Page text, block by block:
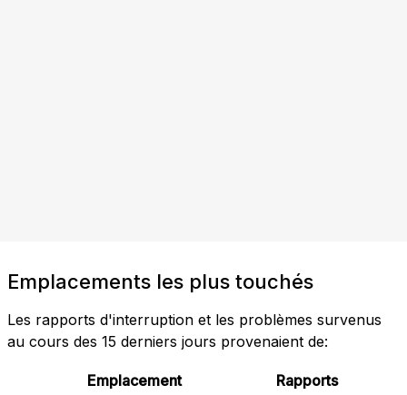
Emplacements les plus touchés
Les rapports d'interruption et les problèmes survenus
au cours des 15 derniers jours provenaient de:
Emplacement
Rapports